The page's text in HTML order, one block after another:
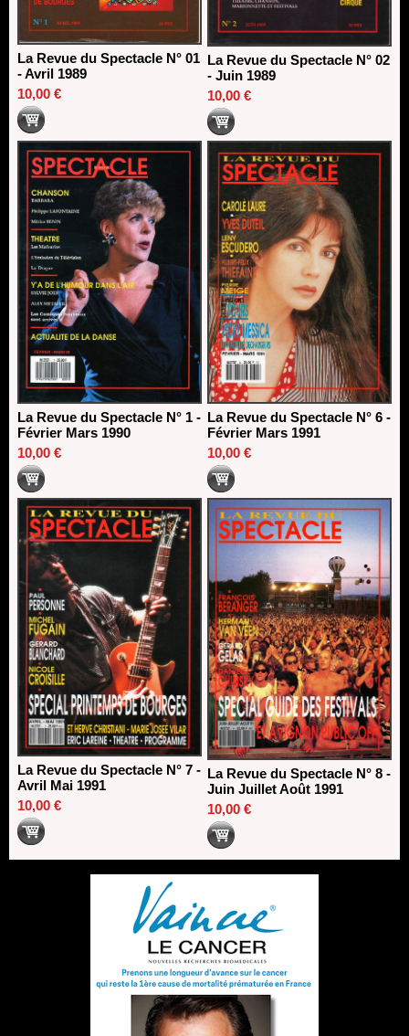
La Revue du Spectacle N° 01
- Avril 1989
10,00 €
La Revue du Spectacle N° 02
- Juin 1989
10,00 €
La Revue du Spectacle N° 1 -
Février Mars 1990
10,00 €
La Revue du Spectacle N° 6 -
Février Mars 1991
10,00 €
La Revue du Spectacle N° 7 -
Avril Mai 1991
10,00 €
La Revue du Spectacle N° 8 -
Juin Juillet Août 1991
10,00 €